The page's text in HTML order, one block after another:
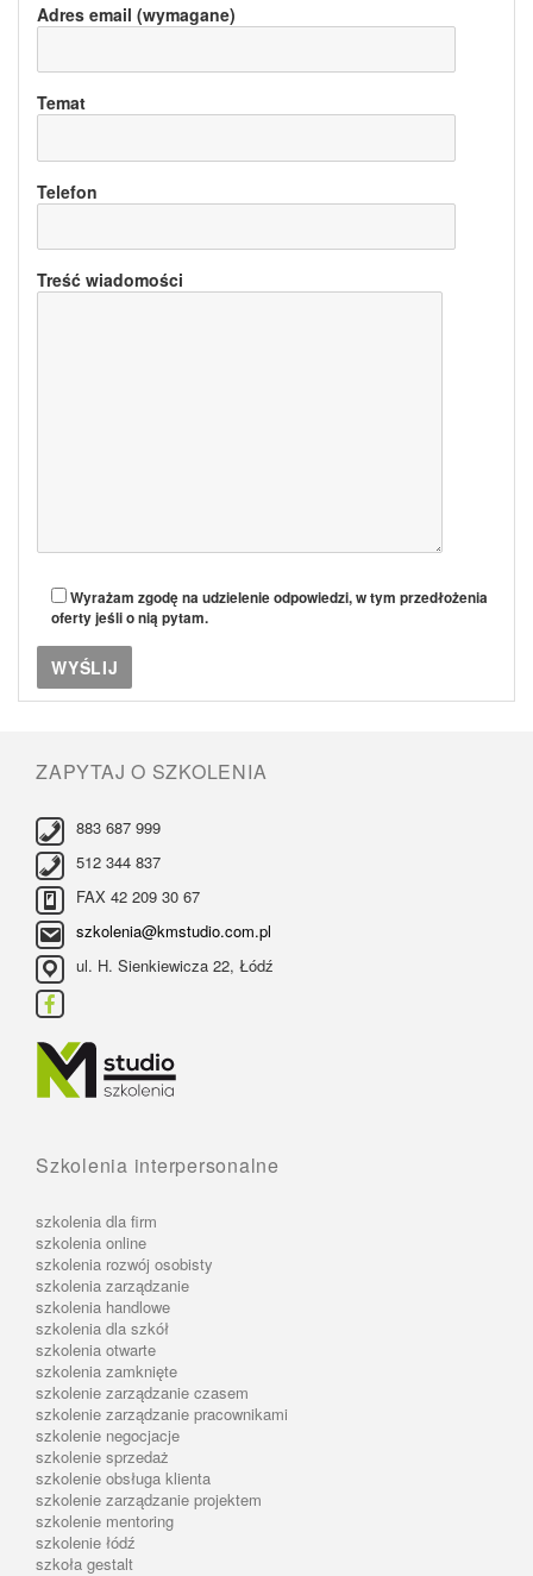
Adres email (wymagane)
Temat
Telefon
Treść wiadomości
Wyrażam zgodę na udzielenie odpowiedzi, w tym przedłożenia
oferty jeśli o nią pytam.
ZAPYTAJ O SZKOLENIA
883 687 999
512 344 837
FAX 42 209 30 67
szkolenia@kmstudio.com.pl
ul. H. Sienkiewicza 22, Łódź
Szkolenia interpersonalne
szkolenia dla firm
szkolenia online
szkolenia rozwój osobisty
szkolenia zarządzanie
szkolenia handlowe
szkolenia dla szkół
szkolenia otwarte
szkolenia zamknięte
szkolenie zarządzanie czasem
szkolenie zarządzanie pracownikami
szkolenie negocjacje
szkolenie sprzedaż
szkolenie obsługa klienta
szkolenie zarządzanie projektem
szkolenie mentoring
szkolenie łódź
szkoła gestalt